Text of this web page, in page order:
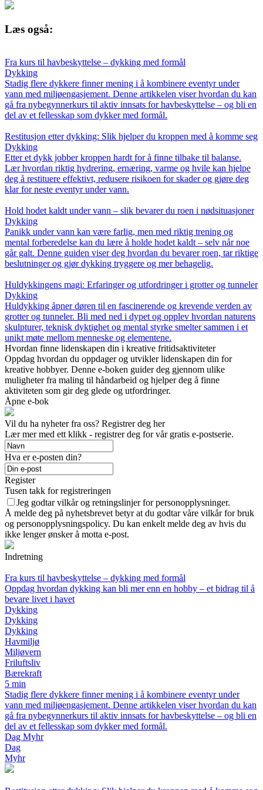
Læs også:
Fra kurs til havbeskyttelse – dykking med formål
Dykking
Stadig flere dykkere finner mening i å kombinere eventyr under
vann med miljøengasjement. Denne artikkelen viser hvordan du kan
gå fra nybegynnerkurs til aktiv innsats for havbeskyttelse – og bli en
del av et fellesskap som dykker med formål.
Restitusjon etter dykking: Slik hjelper du kroppen med å komme seg
Dykking
Etter et dykk jobber kroppen hardt for å finne tilbake til balanse.
Lær hvordan riktig hydrering, ernæring, varme og hvile kan hjelpe
deg å restituere effektivt, redusere risikoen for skader og gjøre deg
klar for neste eventyr under vann.
Hold hodet kaldt under vann – slik bevarer du roen i nødsituasjoner
Dykking
Panikk under vann kan være farlig, men med riktig trening og
mental forberedelse kan du lære å holde hodet kaldt – selv når noe
går galt. Denne guiden viser deg hvordan du bevarer roen, tar riktige
beslutninger og gjør dykking tryggere og mer behagelig.
Huldykkingens magi: Erfaringer og utfordringer i grotter og tunneler
Dykking
Huldykking åpner døren til en fascinerende og krevende verden av
grotter og tunneler. Bli med ned i dypet og opplev hvordan naturens
skulpturer, teknisk dyktighet og mental styrke smelter sammen i et
unikt møte mellom menneske og elementene.
Hvordan finne lidenskapen din i kreative fritidsaktiviteter
Oppdag hvordan du oppdager og utvikler lidenskapen din for
kreative hobbyer. Denne e-boken guider deg gjennom ulike
muligheter fra maling til håndarbeid og hjelper deg å finne
aktiviteten som gir deg glede og utfordringer.
Åpne e-bok
Vil du ha nyheter fra oss? Registrer deg her
Lær mer med ett klikk - registrer deg for vår gratis e-postserie.
Hva er e-posten din?
Register
Tusen takk for registreringen
Jeg godtar vilkår og retningslinjer for personopplysninger.
Å melde deg på nyhetsbrevet betyr at du godtar våre vilkår for bruk
og personopplysningspolicy. Du kan enkelt melde deg av hvis du
ikke lenger ønsker å motta e-post.
Indretning
Fra kurs til havbeskyttelse – dykking med formål
Oppdag hvordan dykking kan bli mer enn en hobby – et bidrag til å
bevare livet i havet
Dykking
Dykking
Dykking
Havmiljø
Miljøvern
Friluftsliv
Bærekraft
5 min
Stadig flere dykkere finner mening i å kombinere eventyr under
vann med miljøengasjement. Denne artikkelen viser hvordan du kan
gå fra nybegynnerkurs til aktiv innsats for havbeskyttelse – og bli en
del av et fellesskap som dykker med formål.
Dag Myhr
Dag
Myhr